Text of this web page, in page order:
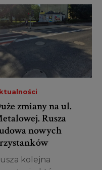
zmiany na ul.
Rusza
nowych
kolejna